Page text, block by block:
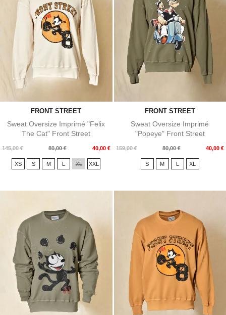
FRONT STREET
Sweat Oversize Imprimé "Felix
The Cat" Front Street
145,00 €
Prix
base
80,00 € 40,00 €
Prix
XS S M L XL XXL
FRONT STREET
Sweat Oversize Imprimé
"Popeye" Front Street
159,00 €
Prix
80,00 € 40,00 €
Prix
S M L XL